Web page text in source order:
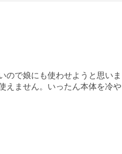
ので娘にも使わせようと思いま
えません。いったん本体を冷や